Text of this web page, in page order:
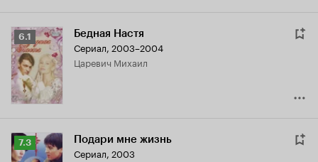
Рейтинг
Кинопоиска
6.1
6.1 Бедная Настя
Сериал, 2003–2004
Царевич Михаил
Рейтинг
Кинопоиска
7.3 Подари мне жизнь
Сериал, 2003